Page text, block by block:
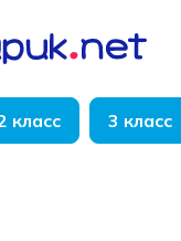
класс 3 класс